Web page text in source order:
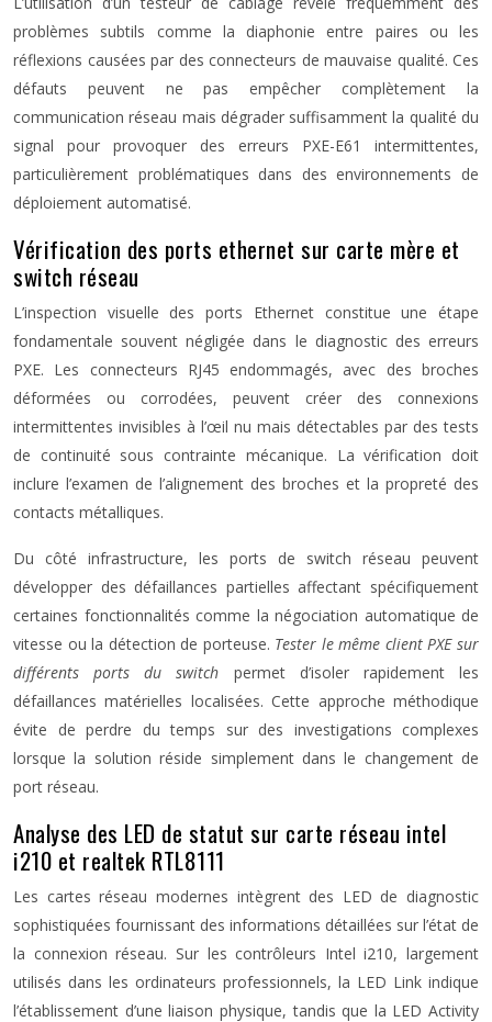
problèmes subtils comme la diaphonie entre paires ou les
réflexions causées par des connecteurs de mauvaise qualité. Ces
défauts peuvent ne pas empêcher complètement la
communication réseau mais dégrader suffisamment la qualité du
signal pour provoquer des erreurs PXE-E61 intermittentes,
particulièrement problématiques dans des environnements de
déploiement automatisé.
Vérification des ports ethernet sur carte mère et
switch réseau
L’inspection visuelle des ports Ethernet constitue une étape
fondamentale souvent négligée dans le diagnostic des erreurs
PXE. Les connecteurs RJ45 endommagés, avec des broches
déformées ou corrodées, peuvent créer des connexions
intermittentes invisibles à l’œil nu mais détectables par des tests
de continuité sous contrainte mécanique. La vérification doit
inclure l’examen de l’alignement des broches et la propreté des
contacts métalliques.
Du côté infrastructure, les ports de switch réseau peuvent
développer des défaillances partielles affectant spécifiquement
certaines fonctionnalités comme la négociation automatique de
vitesse ou la détection de porteuse. Tester le même client PXE sur
différents ports du switch permet d’isoler rapidement les
défaillances matérielles localisées. Cette approche méthodique
évite de perdre du temps sur des investigations complexes
lorsque la solution réside simplement dans le changement de
port réseau.
Analyse des LED de statut sur carte réseau intel
i210 et realtek RTL8111
Les cartes réseau modernes intègrent des LED de diagnostic
sophistiquées fournissant des informations détaillées sur l’état de
la connexion réseau. Sur les contrôleurs Intel i210, largement
utilisés dans les ordinateurs professionnels, la LED Link indique
l’établissement d’une liaison physique, tandis que la LED Activity